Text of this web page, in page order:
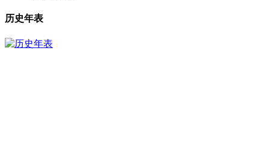
历史年表